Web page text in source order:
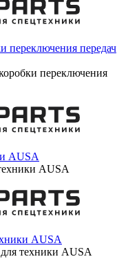
переключения передач
переключения
AUSA
AUSA
AUSA
техники AUSA